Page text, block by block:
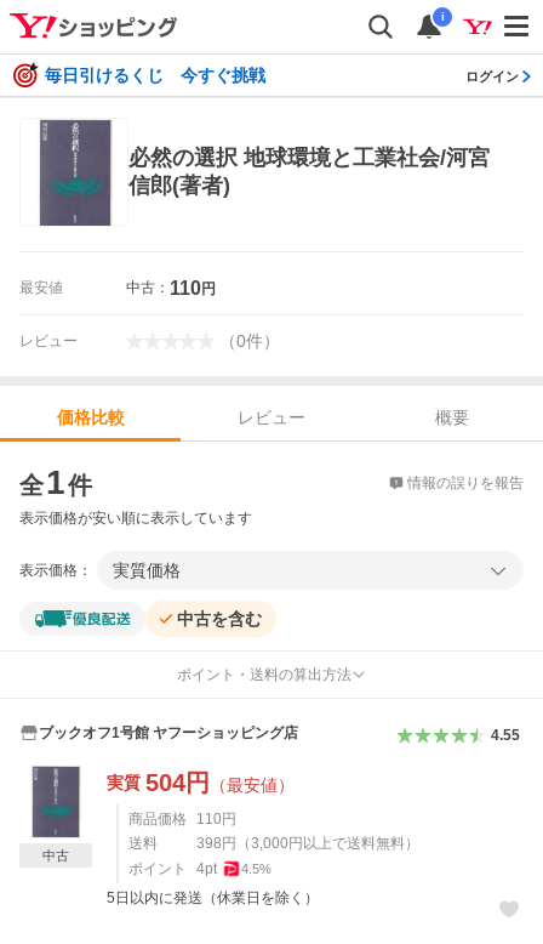
i
毎日引けるくじ 今すぐ挑戦 ログイン
必然の選択 地球環境と工業社会/河宮
信郎(著者)
最安値 中古： 110円
レビュー （0件）
価格比較 レビュー
概要
全1件 情報の誤りを報告
表示価格が安い順に表示しています
表示価格： 実質価格
中古を含む
ポイント・送料の算出方法
ブックオフ1号館 ヤフーショッピング店 4.55
実質 504円 （最安値）
商品価格 110 円
送料
398 円 （3,000 円以上で送料無料）
ポイント
4pt 4.5%
5日以内に発送（休業日を除く）
中古